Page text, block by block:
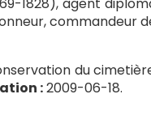
commandeur
du
:2009-06-18.